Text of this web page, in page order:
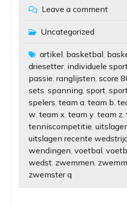
Leave a comment
Uncategorized
artikel, basketbal,
driesetter, individuele
passie, ranglijsten, score
sets, spanning, sport,
spelers, team a, team b,
w, team x, team y, team z,
tenniscompetitie,
uitslagen recente
wendingen, voetbal,
wedst, zwemmen,
zwemster q